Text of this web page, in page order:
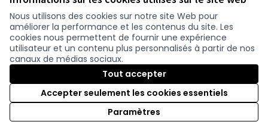
Nous utilisons des cookies sur notre site Web pour
améliorer la performance et les contenus du site. Les
cookies nous permettent de fournir une expérience
utilisateur et un contenu plus personnalisés à partir de nos
canaux de médias sociaux.
Tout accepter
Accepter seulement les cookies essentiels
Paramètres
Conditions d'utilisation
Paramètres des cookies
participer.loire-atlantique.fr sur Facebook
(Nouvelle fenêtre)
participer.loire-atlantique.fr sur Instagram
(Nouvelle fenêtre)
participer.loire-atlantique.fr sur YouTube
(Nouvelle fenêtre)
Site réalisé grâce aulogiciel libre Decidim
(Nouvelle fenêtre)
.
Licence
(Nouvelle